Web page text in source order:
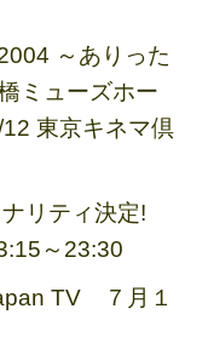
～ありった
ミューズホー
東京キネマ倶
ナリティ決定!
～23:30
TV ７月１